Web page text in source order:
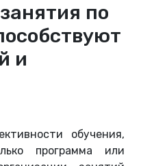
по
и
обучения,
программа или